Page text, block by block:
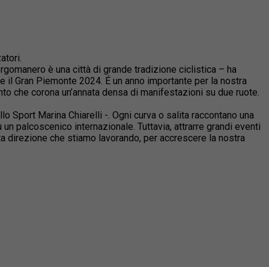
è una città di grande tradizione ciclistica – ha
il Gran Piemonte 2024. É un anno importante per la nostra
che corona un’annata densa di manifestazioni su due ruote.
Marina Chiarelli -. Ogni curva o salita raccontano una
palcoscenico internazionale. Tuttavia, attrarre grandi eventi
che stiamo lavorando, per accrescere la nostra